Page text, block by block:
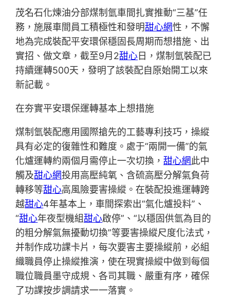
茂名石化煉油分部煤制氫車間扎實推動“三基”任
務，施展車間員工積極性和發明甜心網性，不懈
地為完成裝配平安環保穩固長周期而想措施、出
實招、做文章，截至9月2甜心日，煤制氫裝配已
持續運轉500天，發明了該裝配自原始開工以來
新記載。
在夯實平安環保運轉基本上想措施
煤制氫裝配應用國際搶先的工藝專利技巧，操縱
具有必定的復雜性和難度。處于“兩開一備”的氣
化爐運轉約兩個月需停止一次切換，甜心網此中
觸及甜心網投用高壓純氧、含硫高壓分解氣負荷
轉移等甜心高風險要害操縱。在裝配投進運轉跨
越甜心4年基本上，車間探索出“氣化爐投料”、
“甜心年夜型機組甜心啟停”、“以穩固供氫為目的
的粗分解氣無擾動切換”等要害操縱尺度化法式，
并制作成功課卡片，每次要害主要操縱前，必組
織職員停止操縱推演，使在現實操縱中做到每個
職位職員墨守成規、各司其職、嚴重有序，確保
了功課按步調請求一一落實。